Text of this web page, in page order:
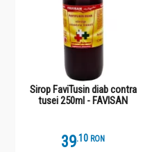
Sirop FaviTusin diab contra
tusei 250ml - FAVISAN
39.1 RON